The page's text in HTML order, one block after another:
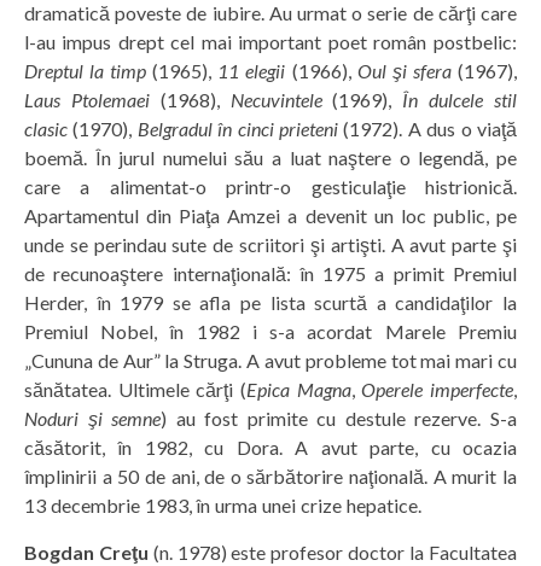
dramatică poveste de iubire. Au urmat o serie de cărţi care
l-au impus drept cel mai important poet român postbelic:
Dreptul la timp (1965), 11 elegii (1966), Oul şi sfera(1967),
Laus Ptolemaei(1968), Necuvintele(1969), În dulcele stil
clasic (1970), Belgradul în cinci prieteni (1972). A dus o viaţă
boemă. În jurul numelui său a luat naştere o legendă, pe
care a alimentat-o printr-o gesticulaţie histrionică.
Apartamentul din Piaţa Amzei a devenit un loc public, pe
unde se perindau sute de scriitori şi artişti. A avut parte şi
de recunoaştere internaţională: în 1975 a primit Premiul
Herder, în 1979 se afla pe lista scurtă a candidaţilor la
Premiul Nobel, în 1982 i s-a acordat Marele Premiu
„Cununa de Aur” la Struga. A avut probleme tot mai mari cu
sănătatea. Ultimele cărţi (Epica Magna,Operele imperfecte,
Noduri şi semne) au fost primite cu destule rezerve. S-a
căsătorit, în 1982, cu Dora. A avut parte, cu ocazia
împlinirii a 50 de ani, de o sărbătorire naţională. A murit la
13 decembrie 1983, în urma unei crize hepatice.
Bogdan Creţu (n. 1978) este profesor doctor la Facultatea